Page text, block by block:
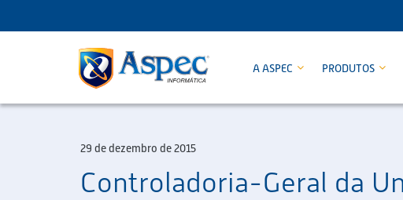
A ASPEC PRODUTOS
29 de dezembro de 2015
Controladoria-Geral da